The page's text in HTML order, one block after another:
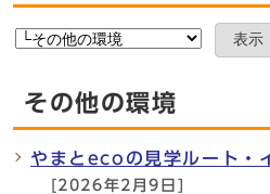
表示
その他の環境
やまとecoの見学ルート・
[2026年2月9日]